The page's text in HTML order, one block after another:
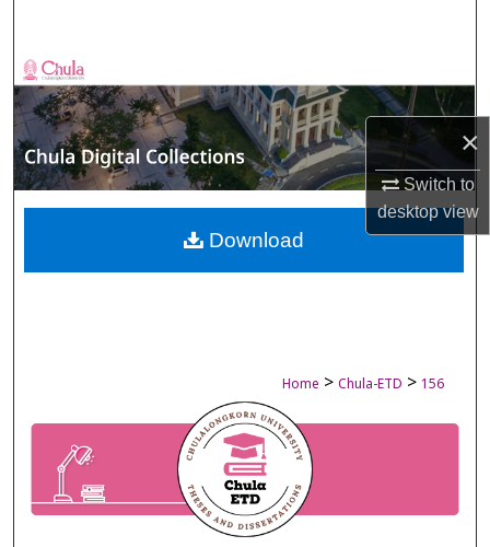
×
Switch to
desktopview
Browse Collections
My Account
About
Digital Commons Network™
Home > Chula-ETD > 156
Download